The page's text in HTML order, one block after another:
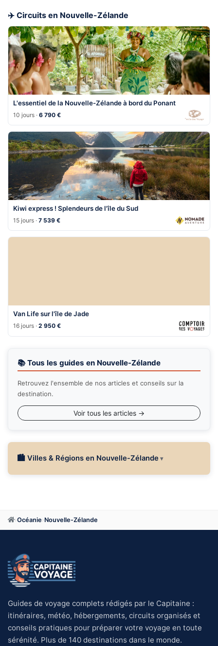
✈️ Circuits en Nouvelle-Zélande
L'essentiel de la Nouvelle-Zélande à bord du Ponant
10 jours ·6 790 €
Kiwi express ! Splendeurs de l'île du Sud
15 jours ·7 539 €
Van Life sur l'île de Jade
16 jours ·2 950 €
📚 Tous les guides en Nouvelle-Zélande
Retrouvez l'ensemble de nos articles et conseils sur la
destination.
Voir tous les articles →
🏙 Villes & Régions en Nouvelle-Zélande
›Océanie› Nouvelle-Zélande
Guides de voyage complets rédigés par le Capitaine :
itinéraires, météo, hébergements, circuits organisés et
conseils pratiques pour préparer votre voyage en toute
sérénité. Plus de 140 destinations dans le monde.